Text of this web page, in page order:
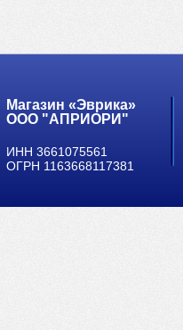
Магазин «Эврика»
ООО "АПРИОРИ"
ИНН 3661075561
ОГРН 1163668117381